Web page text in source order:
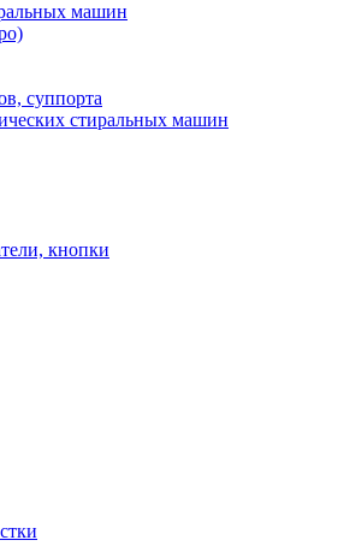
машин
суппорта
стиральных машин
кнопки